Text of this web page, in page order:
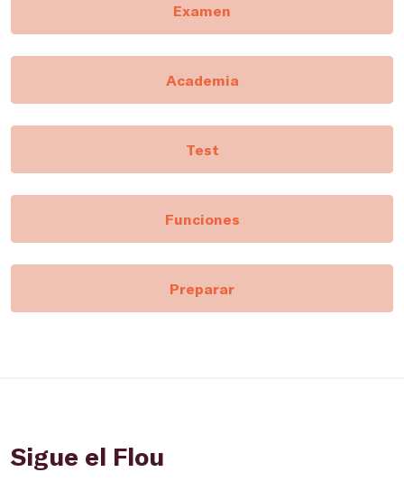
Examen
Academia
Test
Funciones
Preparar
Sigue el Flou